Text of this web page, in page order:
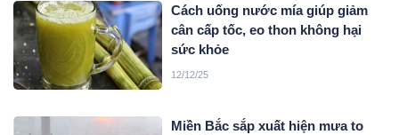
Cách uống nước mía giúp giảm
cân cấp tốc, eo thon không hại
sức khỏe
12/12/25
Miền Bắc sắp xuất hiện mưa to